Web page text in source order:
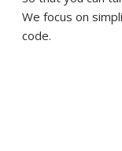
We focus on
code.